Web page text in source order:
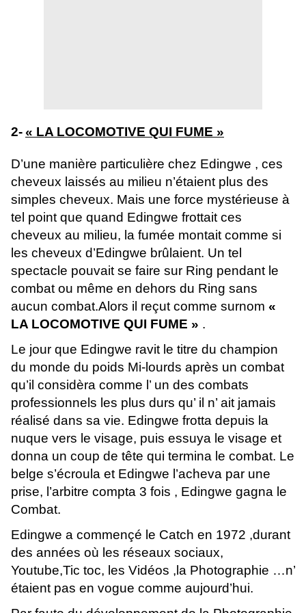
2-« LA LOCOMOTIVE QUI FUME »
D’une manière particulière chez Edingwe , ces
cheveux laissés au milieu n’étaient plus des
simples cheveux. Mais une force mystérieuse à
tel point que quand Edingwe frottait ces
cheveux au milieu, la fumée montait comme si
les cheveux d’Edingwe brûlaient. Un tel
spectacle pouvait se faire sur Ring pendant le
combat ou même en dehors du Ring sans
aucun combat.Alors il reçut comme surnom «
LA LOCOMOTIVE QUI FUME » .
Le jour que Edingwe ravit le titre du champion
du monde du poids Mi-lourds après un combat
qu’il considèra comme l’ un des combats
professionnels les plus durs qu’ il n’ ait jamais
réalisé dans sa vie. Edingwe frotta depuis la
nuque vers le visage, puis essuya le visage et
donna un coup de tête qui termina le combat. Le
belge s’écroula et Edingwe l’acheva par une
prise, l’arbitre compta 3 fois , Edingwe gagna le
Combat.
Edingwe a commençé le Catch en 1972 ,durant
des années où les réseaux sociaux,
Youtube,Tic toc, les Vidéos ,la Photographie …n’
étaient pas en vogue comme aujourd’hui.